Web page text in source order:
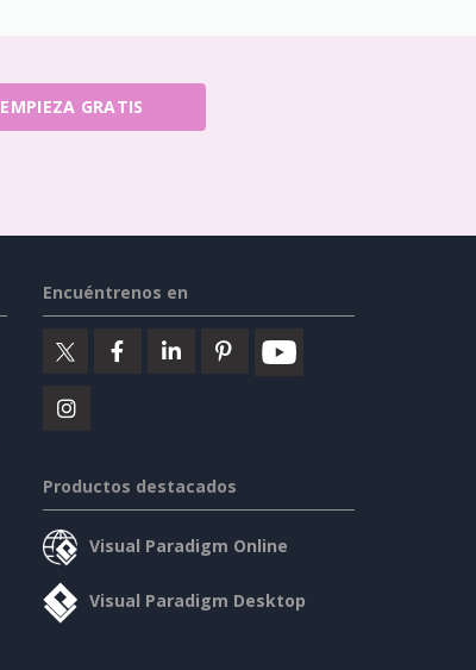
EMPIEZA GRATIS
Encuéntrenos en
Productos destacados
Visual Paradigm Online
Visual Paradigm Desktop